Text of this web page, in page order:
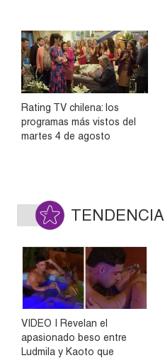
Rating TV chilena: los
programas más vistos del
martes 4 de agosto
TENDENCIA
VIDEO | Revelan el
apasionado beso entre
Ludmila y Kaoto que